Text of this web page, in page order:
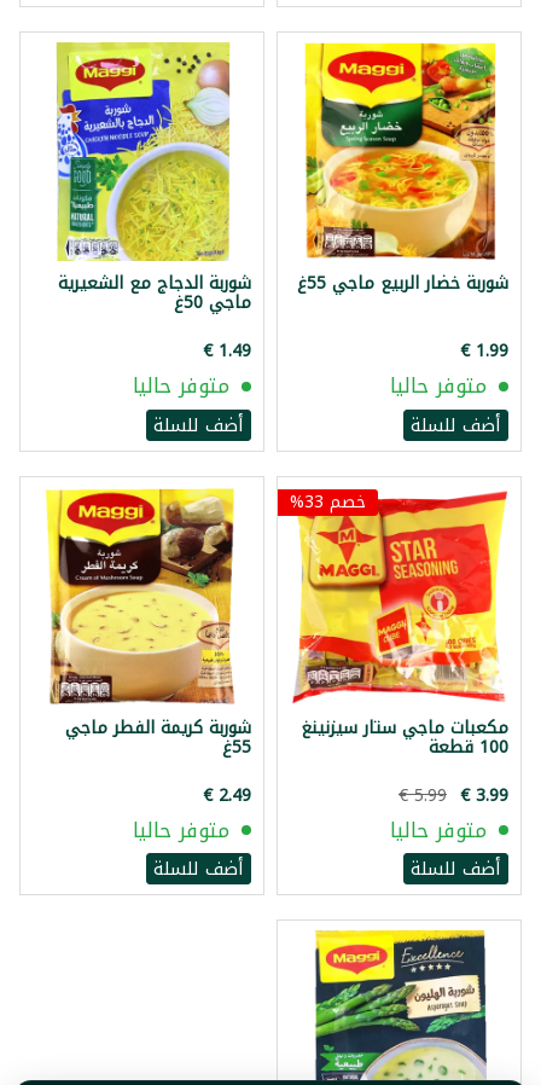
شوربة خضار الربيع ماجي 55غ
متوفر حاليا
أضف للسلة
شوربة الدجاج مع الشعيرية
ماجي 50غ
متوفر حاليا
أضف للسلة
خصم 33%
مكعبات ماجي ستار سيزنينغ
100 قطعة
متوفر حاليا
أضف للسلة
شوربة كريمة الفطر ماجي
55غ
متوفر حاليا
أضف للسلة